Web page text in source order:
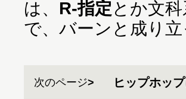
は、 R-指定 とか文
で、バーンと成り
次のページ ヒップホッ